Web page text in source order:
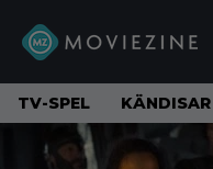
TV-SPEL KÄNDISAR